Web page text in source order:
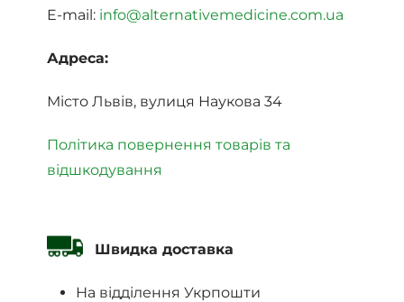
E-mail: info@alternativemedicine.com.ua
Адреса:
Місто Львів, вулиця Наукова 34
Політика повернення товарів та
відшкодування
Швидка доставка
На відділення Укрпошти